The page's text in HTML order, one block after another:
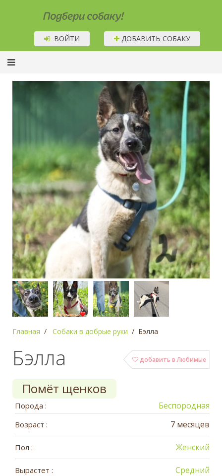
Подбери собаку!
ВОЙТИ ДОБАВИТЬ СОБАКУ
Главная Собаки в добрые руки Бэлла
добавить в Любимые
Бэлла
Помёт щенков
Порода : Беспородная
Возраст : 7 месяцев
Пол : Женский
Вырастет : Средний